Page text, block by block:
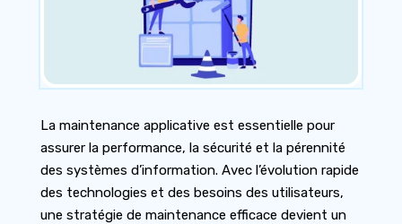
La maintenance applicative est essentielle pour
assurer la performance, la sécurité et la pérennité
des systèmes d’information. Avec l’évolution rapide
des technologies et des besoins des utilisateurs,
une stratégie de maintenance efficace devient un